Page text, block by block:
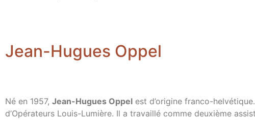
Jean-Hugues Oppel
Né en 1957, Jean-Hugues Oppel est d’origine franco-
d’Opérateurs Louis-Lumière. Il a travaillé comme deuxième